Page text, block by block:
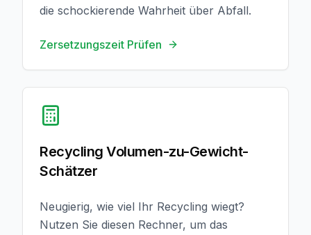
die schockierende Wahrheit über Abfall.
Zersetzungszeit Prüfen
Recycling Volumen-zu-Gewicht-
Schätzer
Neugierig, wie viel Ihr Recycling wiegt?
Nutzen Sie diesen Rechner, um das